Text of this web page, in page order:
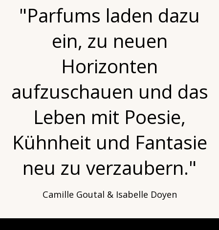
"Parfums laden dazu
ein, zu neuen
Horizonten
aufzuschauen und das
Leben mit Poesie,
Kühnheit und Fantasie
neu zu verzaubern."
Camille Goutal & Isabelle Doyen